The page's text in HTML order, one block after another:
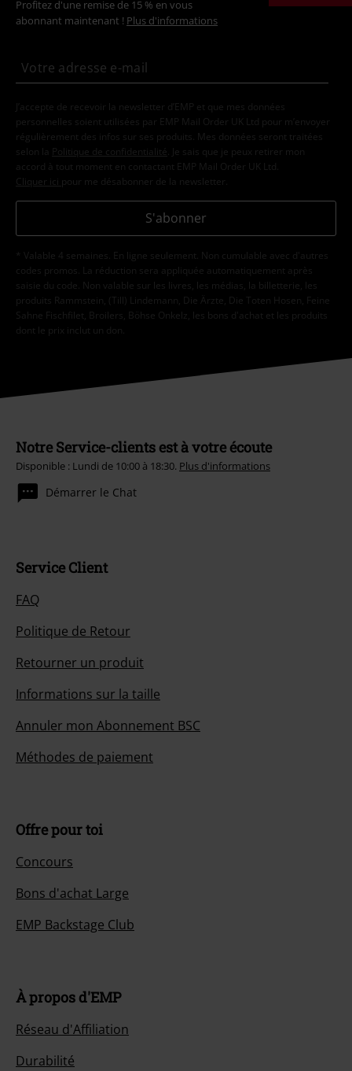
Profitez d'une remise de 15 % en vous
abonnant maintenant ! Plus d'informations
J’accepte de recevoir la newsletter d’EMP et que mes données
personnelles soient utilisées par EMP Mail Order UK Ltd pour m’envoyer
régulièrement des infos sur ses produits. Mes données seront traitées
selon la
Politique de confidentialité . Je sais que je peux retirer mon
accord à tout moment en contactant EMP Mail Order UK Ltd.
Cliquer ici pour me désabonner de la newsletter.
S'abonner
* Valable 4 semaines. En ligne seulement. Non cumulable avec d'autres
codes promos. La réduction sera appliquée automatiquement après
saisie du code. Non valable sur les livres, les médias, la billetterie, les
produits Rammstein, (Till) Lindemann, Die Ärzte, Die Toten Hosen, Feine
Sahne Fischfilet, Broilers, Böhse Onkelz, les bons d'achat et les produits
dont le prix inclut un don.
Notre Service-clients est à votre écoute
Disponible : Lundi de 10:00 à 18:30. Plus d'informations
Démarrer le Chat
Service Client
FAQ
Politique de Retour
Retourner un produit
Informations sur la taille
Annuler mon Abonnement BSC
Méthodes de paiement
Offre pour toi
Concours
Bons d'achat Large
EMP Backstage Club
À propos d'EMP
Réseau d'Affiliation
Durabilité